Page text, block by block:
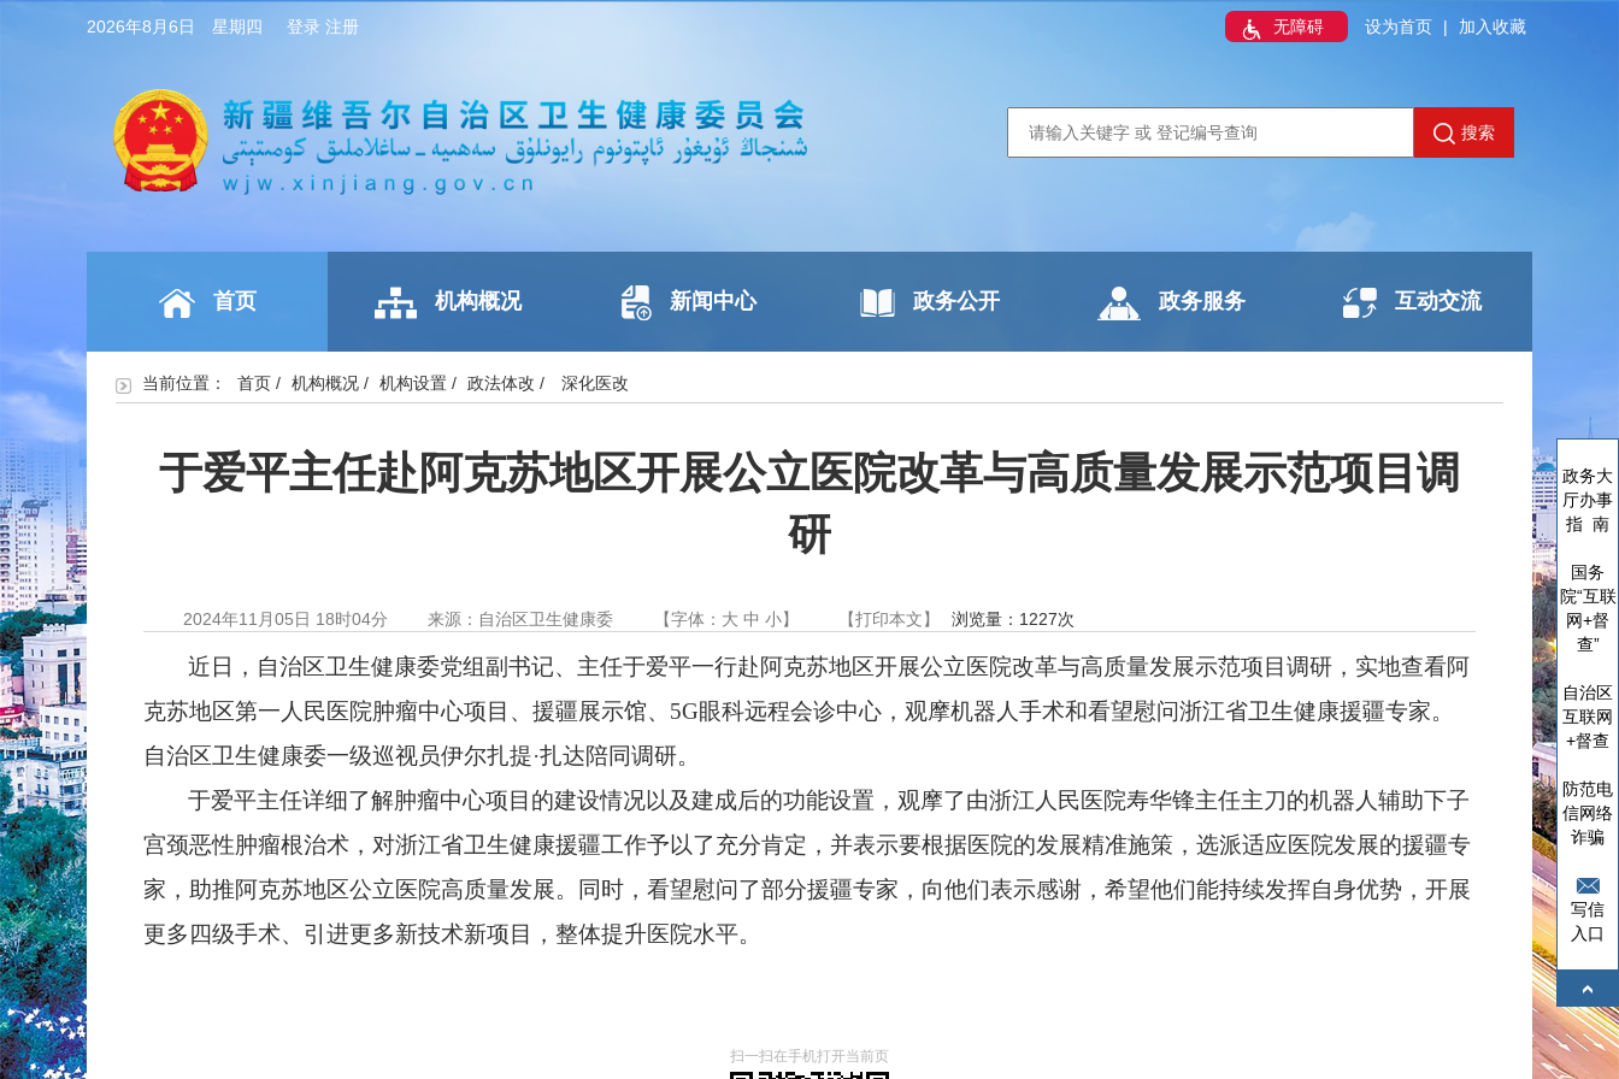
2026年8月6日 星期四 无障碍 设为首页 | 加入收藏
登录 注册
搜索
首页 机构概况 新闻中心 政务公开 政务服务 互动交流
当前位置： 首页 / 机构概况 / 机构设置 / 政法体改 / 深化医改
于爱平主任赴阿克苏地区开展公立医院改革与高质量发展示范项目调
研
2024年11月05日 18时04分 来源：自治区卫生健康委 【字体： 大 中 小】 【打印本文】 浏览量： 1227次
近日，自治区卫生健康委党组副书记、主任于爱平一行赴阿克苏地区开展公立 医院改革与高质量发展示范项目调研，实地查看阿
克苏地区第一人民 医院肿瘤中心项目、援疆展示馆、 5G眼科远程会诊中心，观摩机器人手术和看望慰问浙江省卫生健康援疆专家。
自治区卫生健康委一级巡视员伊尔扎提·扎达陪同调研。
于爱平主任详细了解肿瘤中心项目的建设情况以及建成后的功能设置，观摩了由浙江人民医院寿华锋主任主刀的机器人辅助下子
宫颈恶性肿瘤根治术，对浙江省卫生健康援疆工作予以了充分肯定，并表示要根据医院的发展精准施策，选派适应医院发展的援疆专
家，助推阿克苏地区公立医院高质量发展。同时，看望慰问了部分援疆专家，向他们表示感谢，希望他们能持续发挥自身优势，开展
更多四级手术、引进更多新技术新项目，整体提升医院水平。
扫一扫在手机打开当前页
政务大
厅办事
指 南
国务
院“互联
网+督
查”
自治区
互联网
+督查
防范电
信网络
诈骗
写信
入口